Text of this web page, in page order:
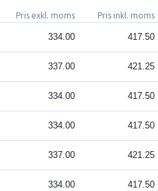
Pris exkl. moms Pris inkl. moms
334.00 417.50
337.00 421.25
334.00 417.50
334.00 417.50
337.00 421.25
334.00 417.50